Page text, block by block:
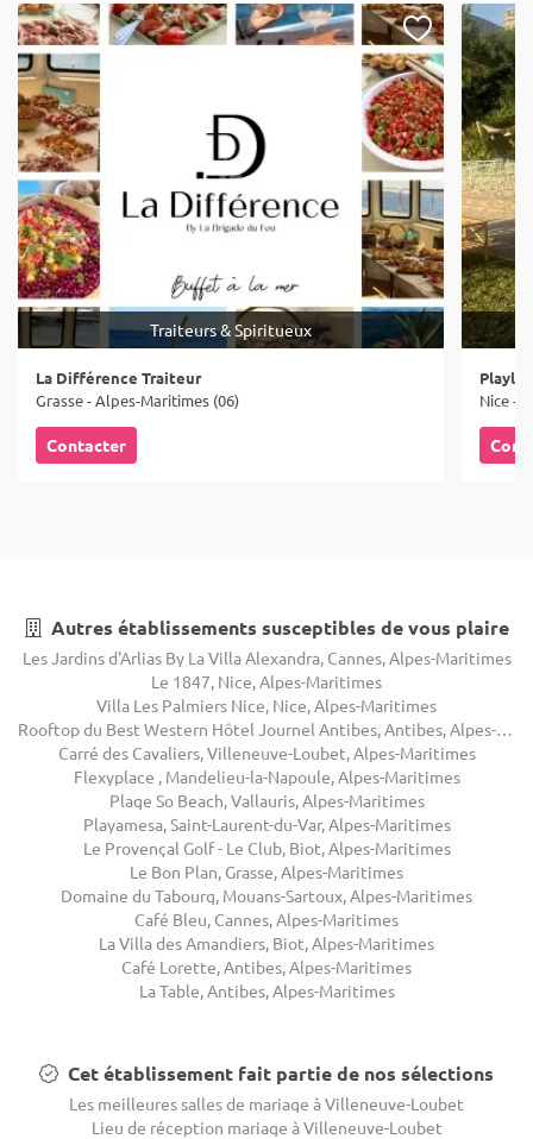
Traiteurs & Spiritueux
La Différence Traiteur
Grasse - Alpes-Maritimes (06)
Contacter
Nice -
Autres établissements susceptibles de vous plaire
Les Jardins d'Arlias By La Villa Alexandra, Cannes, Alpes-Maritimes
Le 1847, Nice, Alpes-Maritimes
Villa Les Palmiers Nice, Nice, Alpes-Maritimes
Rooftop du Best Western Hôtel Journel Antibes, Antibes, Alpes-Maritimes
Carré des Cavaliers, Villeneuve-Loubet, Alpes-Maritimes
Flexyplace , Mandelieu-la-Napoule, Alpes-Maritimes
Plage So Beach, Vallauris, Alpes-Maritimes
Playamesa, Saint-Laurent-du-Var, Alpes-Maritimes
Le Provençal Golf - Le Club, Biot, Alpes-Maritimes
Le Bon Plan, Grasse, Alpes-Maritimes
Domaine du Tabourg, Mouans-Sartoux, Alpes-Maritimes
Café Bleu, Cannes, Alpes-Maritimes
La Villa des Amandiers, Biot, Alpes-Maritimes
Café Lorette, Antibes, Alpes-Maritimes
La Table, Antibes, Alpes-Maritimes
Cet établissement fait partie de nos sélections
Les meilleures salles de mariage à Villeneuve-Loubet
Lieu de réception mariage à Villeneuve-Loubet